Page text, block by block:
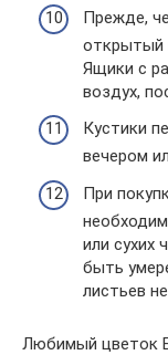
Прежде,
открытый
Ящики с
воздух,
Кустики
вечером
При
или сухих
быть
листьев
Любимый цветок